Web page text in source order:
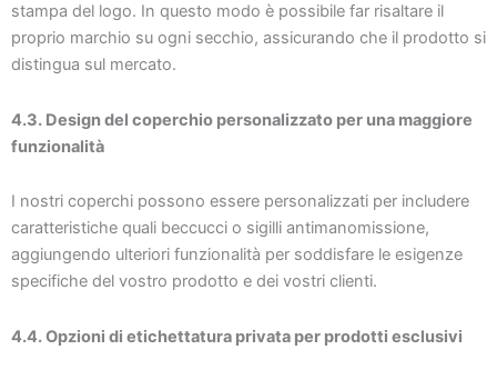
stampa del logo. In questo modo è possibile far risaltare il
proprio marchio su ogni secchio, assicurando che il prodotto si
distingua sul mercato.
4.3. Design del coperchio personalizzato per una maggiore
funzionalità
I nostri coperchi possono essere personalizzati per includere
caratteristiche quali beccucci o sigilli antimanomissione,
aggiungendo ulteriori funzionalità per soddisfare le esigenze
specifiche del vostro prodotto e dei vostri clienti.
4.4. Opzioni di etichettatura privata per prodotti esclusivi